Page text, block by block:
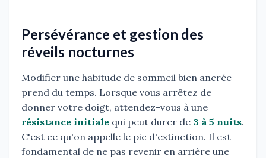
Persévérance et gestion des
réveils nocturnes
Modifier une habitude de sommeil bien ancrée
prend du temps. Lorsque vous arrêtez de
donner votre doigt, attendez-vous à une
résistance initiale qui peut durer de 3 à 5 nuits.
C'est ce qu'on appelle le pic d'extinction. Il est
fondamental de ne pas revenir en arrière une